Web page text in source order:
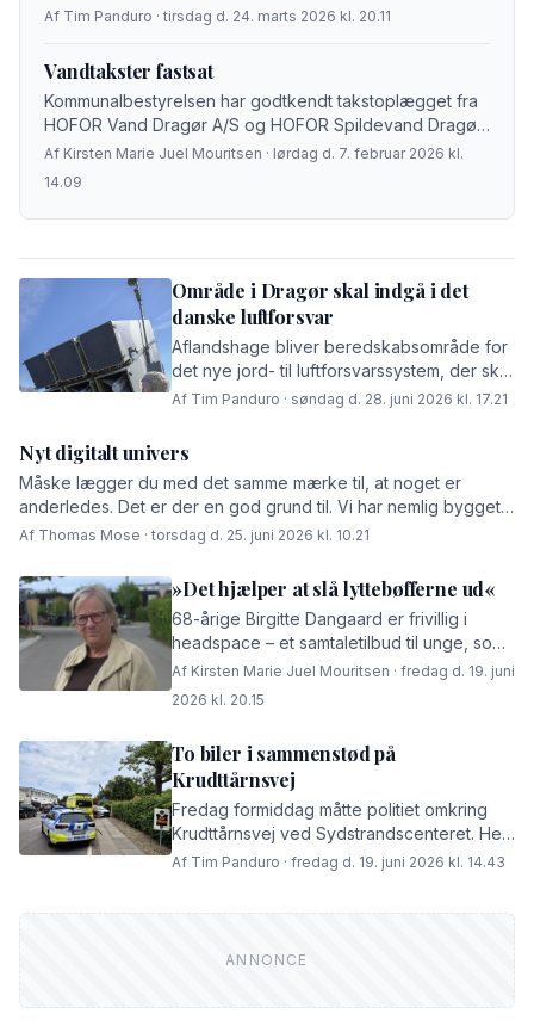
Af Tim Panduro · tirsdag d. 24. marts 2026 kl. 20.11
Vandtakster fastsat
Kommunalbestyrelsen har godtkendt takstoplægget fra
HOFOR Vand Dragør A/S og HOFOR Spildevand Dragør
A/S. Dermed er taksterne for vand og spildevand i
Dragør for 2026 nu fastsat I 2026 kommer […]
Af Kirsten Marie Juel Mouritsen · lørdag d. 7. februar 2026 kl.
14.09
Område i Dragør skal indgå i det
danske luftforsvar
Aflandshage bliver beredskabsområde for
det nye jord- til luftforsvarssystem, der skal
forsvare Danmark mod fjender udefra.
Af Tim Panduro · søndag d. 28. juni 2026 kl. 17.21
Nyt digitalt univers
Måske lægger du med det samme mærke til, at noget er
anderledes. Det er der en god grund til. Vi har nemlig bygget
hjemmesiden helt op fra bunden i et nyt system for at give dig
Af Thomas Mose · torsdag d. 25. juni 2026 kl. 10.21
»Det hjælper at slå lyttebøfferne ud«
68-årige Birgitte Dangaard er frivillig i
headspace – et samtaletilbud til unge, som
netop er åbnet i Dragør. Hun fortæller,
hvordan hun ikke skal fikse nogen – men
skolevægring. Og så udvikler det hende
som menneske.
Af Kirsten Marie Juel Mouritsen · fredag d. 19. juni
2026 kl. 20.15
To biler i sammenstød på
Krudttårnsvej
Fredag formiddag måtte politiet omkring
Krudttårnsvej ved Sydstrandscenteret. Her
var to biler stødt sammen. Uheldet lukkede
Af Tim Panduro · fredag d. 19. juni 2026 kl. 14.43